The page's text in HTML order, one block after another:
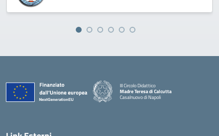
III Circolo Didattico
Madre Teresa di Calcutta
Casalnuovo di Napoli
— Visita la pagina iniziale della scuola